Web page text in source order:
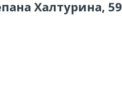
Халтурина, 59